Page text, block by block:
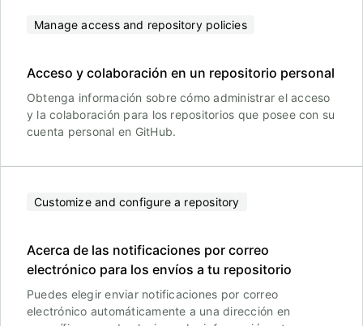
Manage access and repository policies
Acceso y colaboración en un repositorio personal
Obtenga información sobre cómo administrar el acceso
y la colaboración para los repositorios que posee con su
cuenta personal en GitHub.
Customize and configure a repository
Acerca de las notificaciones por correo
electrónico para los envíos a tu repositorio
Puedes elegir enviar notificaciones por correo
electrónico automáticamente a una dirección en